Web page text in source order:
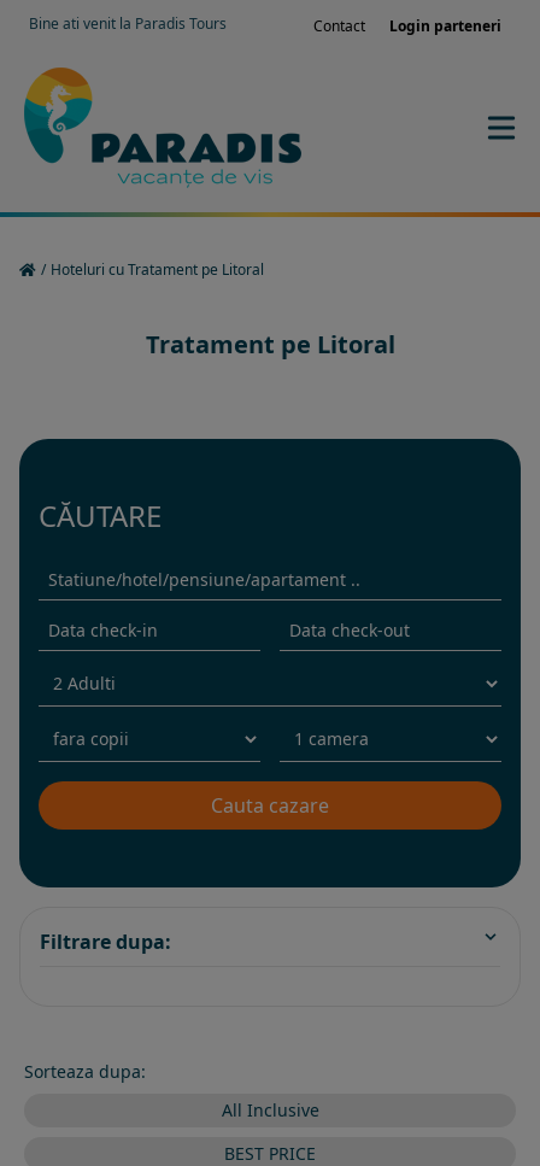
Bine ati venit la Paradis Tours Contact Login parteneri
/ Hoteluri cu Tratament pe Litoral
Tratament pe Litoral
CĂUTARE
Filtrare dupa:
Sorteaza dupa:
All Inclusive
BEST PRICE